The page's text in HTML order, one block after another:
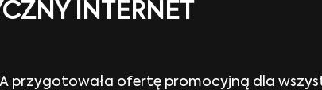
INTERNET
przygotowała ofertę promocyjną dla